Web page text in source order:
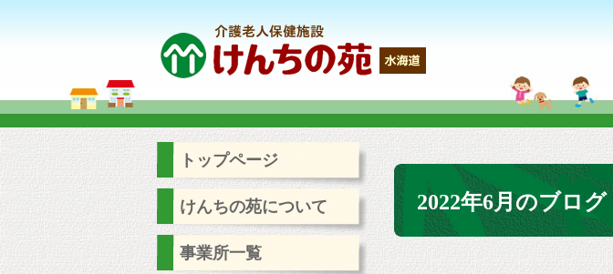
トップページ
けんちの苑について
事業所一覧
2022年6月のブログ